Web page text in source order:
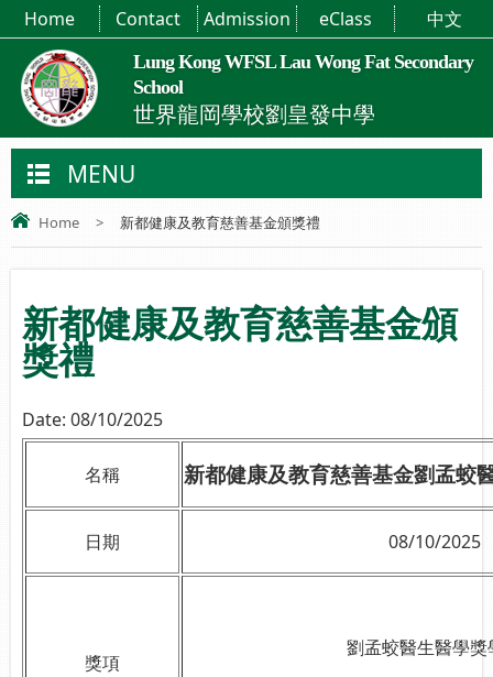
Lung Kong WFSL Lau Wong Fat Secondary
School
世界龍岡學校劉皇發中學
Home Contact Admission eClass 中文
MENU
Home > 新都健康及教育慈善基金頒獎禮
新都健康及教育慈善基金頒
獎禮
Date: 08/10/2025
名稱 新都健康及教育慈善基金劉孟蛟
日期 08/10/2025
獎項
劉孟蛟醫生醫學獎